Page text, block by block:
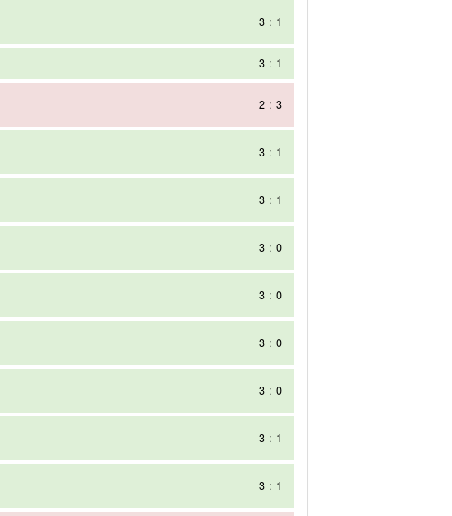
3 : 1
3 : 1
2 : 3
3 : 1
3 : 1
3 : 0
3 : 0
3 : 0
3 : 0
3 : 1
3 : 1